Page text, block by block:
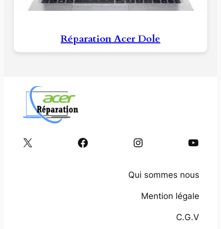
Réparation Acer Dole
X Facebook Instagram YouTube
Qui sommes nous
Mention légale
C.G.V